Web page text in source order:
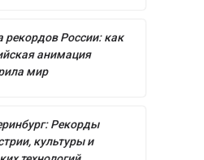
рекордов России: как
анимация
мир
Рекорды
культуры и